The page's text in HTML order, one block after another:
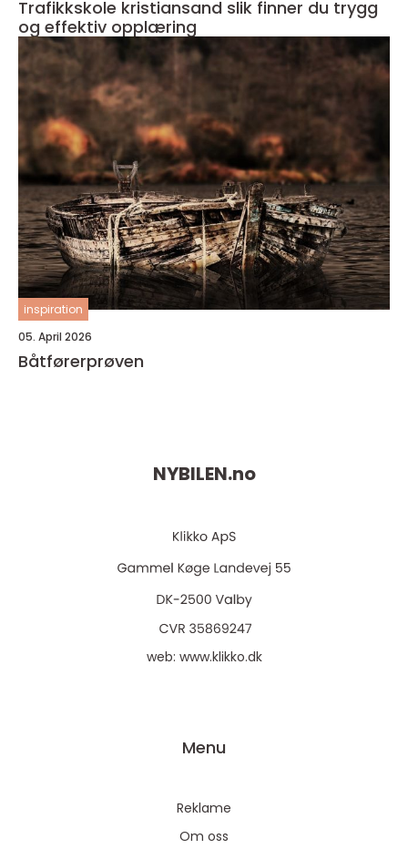
Trafikkskole kristiansand slik finner du trygg
og effektiv opplæring
inspiration
05. April 2026
Båtførerprøven
NYBILEN.no
web: www.klikko.dk
Menu
Reklame
Om oss